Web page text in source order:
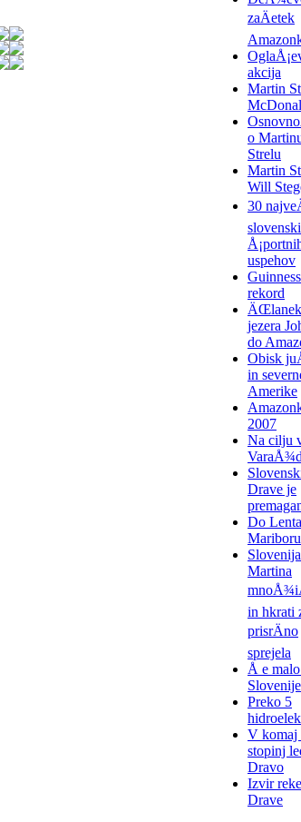
zaÄetek
akcija
Martin
o
Strelu
Martin
Will
30
uspehov
rekord
jezera
do
Obisk
in
Amerike
2007
Na cilju
Drave je
Do
Mariboru
Martina
in hkrati
prisrÄno
sprejela
Å e
Slovenije
Preko 5
V komaj
stopinj
Dravo
Izvir reke
Drave